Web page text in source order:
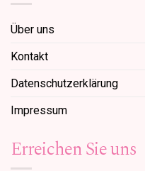
Über uns
Kontakt
Datenschutzerklärung
Impressum
Erreichen Sie uns